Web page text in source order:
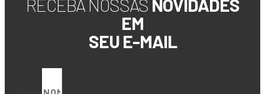
RECEBA NOSSAS NOVIDADES
EM
SEU E-MAIL